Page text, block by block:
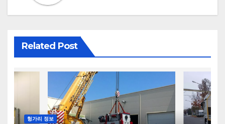
Related Post
헝가리 정보